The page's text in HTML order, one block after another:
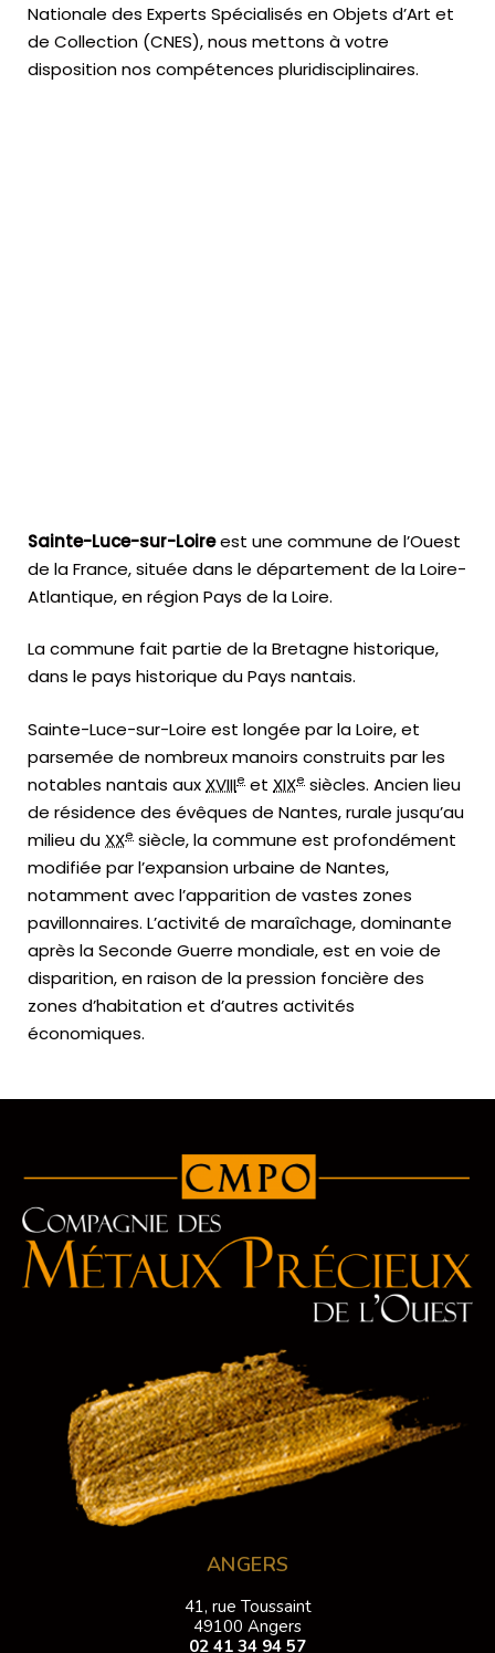
Nationale des Experts Spécialisés en Objets d’Art et
de Collection (CNES),nous mettons à votre
disposition nos compétences pluridisciplinaires.
Sainte-Luce-sur-Loireest une commune de l’Ouest
de la France, située dans le département de la Loire-
Atlantique, en région Pays de la Loire.
La commune fait partie de la Bretagne historique,
dans le pays historique du Pays nantais.
Sainte-Luce-sur-Loire est longée par la Loire, et
parsemée de nombreux manoirs construits par les
notables nantais aux XVIIIe et XIXe siècles. Ancien lieu
de résidence des évêques de Nantes, rurale jusqu’au
milieu du XXe siècle, la commune est profondément
modifiée par l’expansion urbaine de Nantes,
notamment avec l’apparition de vastes zones
pavillonnaires. L’activité de maraîchage, dominante
après la Seconde Guerre mondiale, est en voie de
disparition, en raison de la pression foncière des
zones d’habitation et d’autres activités
économiques.
ANGERS
41, rue Toussaint
49100 Angers
02 41 34 94 57